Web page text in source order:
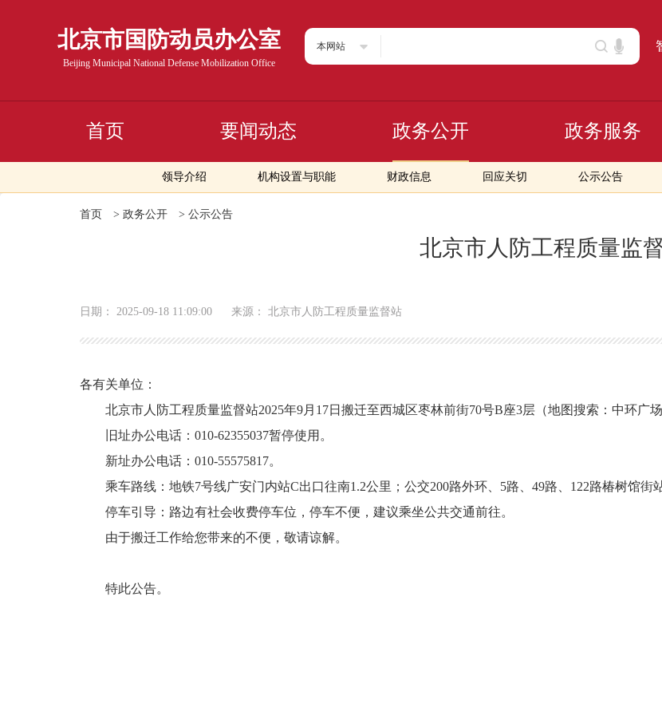
北京市国防动员办公室
Beijing Municipal National Defense Mobilization Office
本网站
首页 要闻动态 政务公开
领导介绍 机构设置与职能 财政信息 回应关切 公示公告
政务服务
首页 > 政务公开 > 公示公告
北京市人防工程质量监
日期： 2025-09-18 11:09:00 来源： 北京市人防工程质量监督站
各有关单位：
北京市人防工程质量监督站2025年9月17日搬迁至西城区枣林前街70号B座3层（地图搜索：中环广场
旧址办公电话：010-62355037暂停使用。
新址办公电话：010-55575817。
乘车路线：地铁7号线广安门内站C出口往南1.2公里；公交200路外环、5路、49路、122路椿树馆街
停车引导：路边有社会收费停车位，停车不便，建议乘坐公共交通前往。
由于搬迁工作给您带来的不便，敬请谅解。
特此公告。